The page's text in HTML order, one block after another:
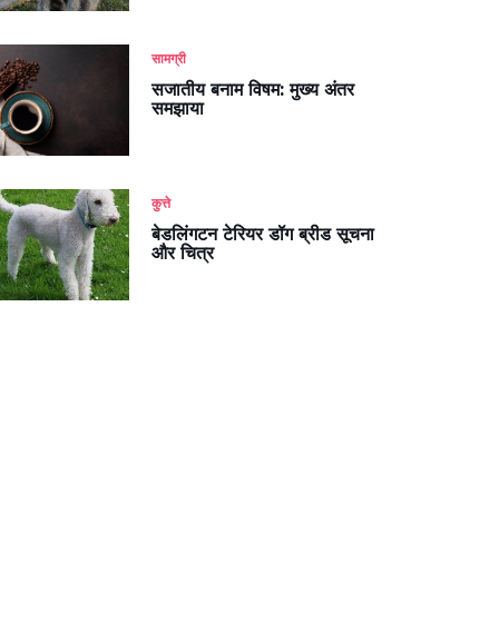
सामग्री
सजातीय बनाम विषम: मुख्य अंतर
समझाया
कुत्ते
बेडलिंगटन टेरियर डॉग ब्रीड सूचना
और चित्र